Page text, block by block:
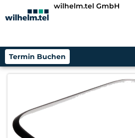
wilhelm.tel GmbH
Termin Buchen